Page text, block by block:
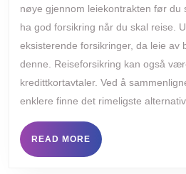
nøye gjennom leiekontrakten før du
ha god forsikring når du skal reise.
eksisterende forsikringer, da leie av
denne. Reiseforsikring kan også
kredittkortavtaler. Ved å
enklere finne det rimeligste
READ MORE READ
MORE